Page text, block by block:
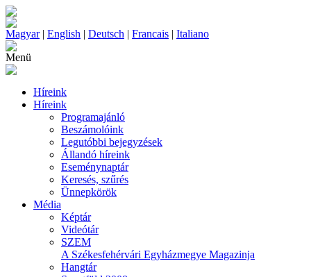
Magyar| English | Deutsch | Francais | Italiano
Menü
Híreink
Híreink
Programajánló
Beszámolóink
Legutóbbi bejegyzések
Állandó híreink
Eseménynaptár
Keresés, szűrés
Ünnepkörök
Média
Képtár
Videótár
SZEM
A Székesfehérvári Egyházmegye Magazinja
Hangtár